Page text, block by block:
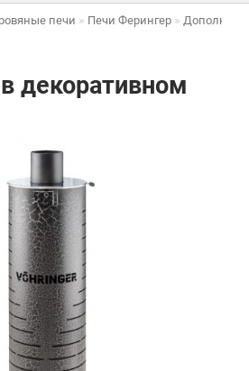
печи Печи Ферингер
декоративном